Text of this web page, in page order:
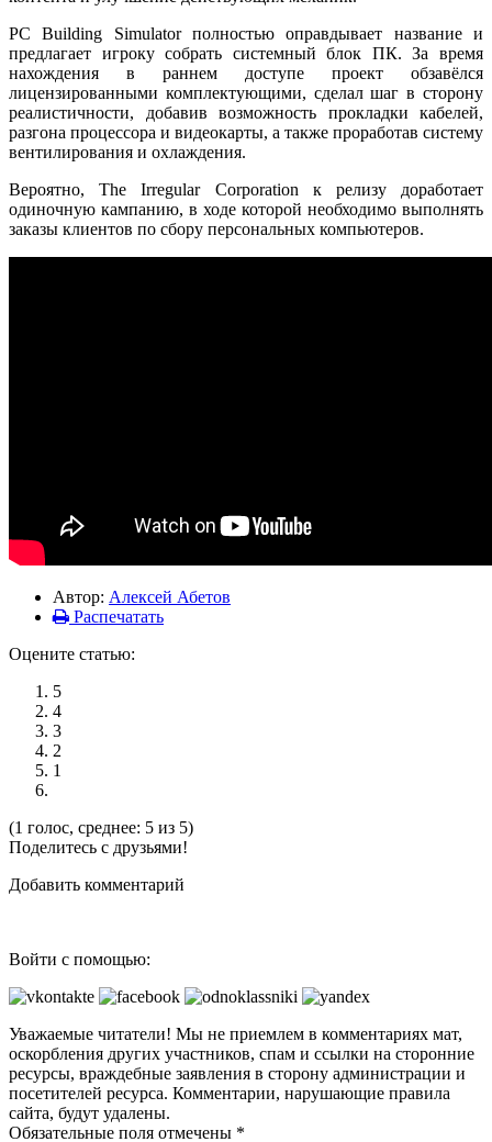
PC Building Simulator полностью оправдывает название и
предлагает игроку собрать системный блок ПК. За время
нахождения в раннем доступе проект обзавёлся
лицензированными комплектующими, сделал шаг в сторону
реалистичности, добавив возможность прокладки кабелей,
разгона процессора и видеокарты, а также проработав систему
вентилирования и охлаждения.
Вероятно, The Irregular Corporation к релизу доработает
одиночную кампанию, в ходе которой необходимо выполнять
заказы клиентов по сбору персональных компьютеров.
Автор: Алексей Абетов
Распечатать
Оцените статью:
5
4
3
2
1
(1 голос, среднее: 5 из 5)
Поделитесь с друзьями!
Добавить комментарий
Войти с помощью:
Уважаемые читатели! Мы не приемлем в комментариях мат,
оскорбления других участников, спам и ссылки на сторонние
ресурсы, враждебные заявления в сторону администрации и
посетителей ресурса. Комментарии, нарушающие правила
сайта, будут удалены.
Обязательные поля отмечены *